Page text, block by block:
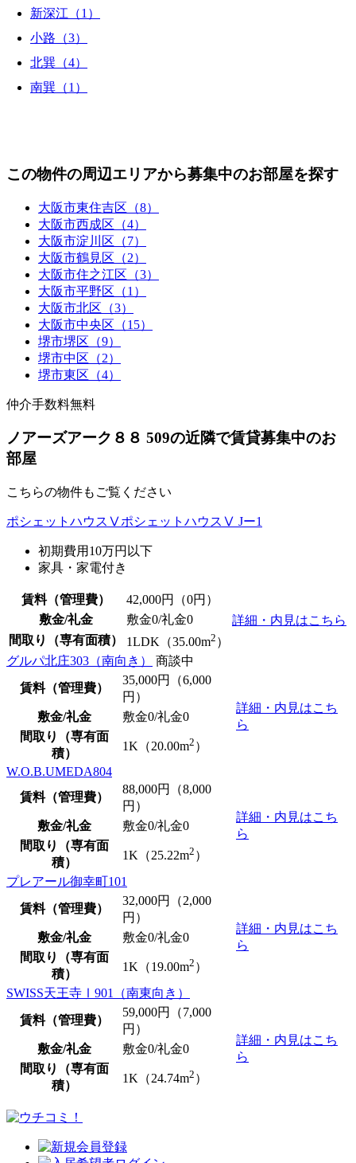
新深江（1）
小路（3）
北巽（4）
南巽（1）
この物件の周辺エリアから募集中のお部屋を探す
大阪市東住吉区（8）
大阪市西成区（4）
大阪市淀川区（7）
大阪市鶴見区（2）
大阪市住之江区（3）
大阪市平野区（1）
大阪市北区（3）
大阪市中央区（15）
堺市堺区（9）
堺市中区（2）
堺市東区（4）
仲介手数料無料
ノアーズアーク８８ 509の近隣で賃貸募集中のお
部屋
こちらの物件もご覧ください
ポシェットハウスⅤポシェットハウスⅤ Jー1
初期費用10万円以下
家具・家電付き
賃料（管理費） 42,000円（0円）
詳細・内見はこちら
敷金/礼金 敷金0/礼金0
間取り（専有面積）
1LDK（35.00m2 ）
グルパ北庄303（南向き）
商談中
賃料（管理費）
35,000円（6,000
円）
詳細・内見はこち
ら
敷金/礼金 敷金0/礼金0
間取り（専有面
積）
1K（20.00m2 ）
W.O.B.UMEDA804
賃料（管理費）
88,000円（8,000
円）
詳細・内見はこち
ら
敷金/礼金 敷金0/礼金0
間取り（専有面
積）
1K（25.22m2 ）
プレアール御幸町101
賃料（管理費）
32,000円（2,000
円）
詳細・内見はこち
ら
敷金/礼金 敷金0/礼金0
間取り（専有面
積）
1K（19.00m2 ）
SWISS天王寺Ⅰ901（南東向き）
賃料（管理費）
59,000円（7,000
円）
詳細・内見はこち
ら
敷金/礼金 敷金0/礼金0
間取り（専有面
積）
1K（24.74m2 ）